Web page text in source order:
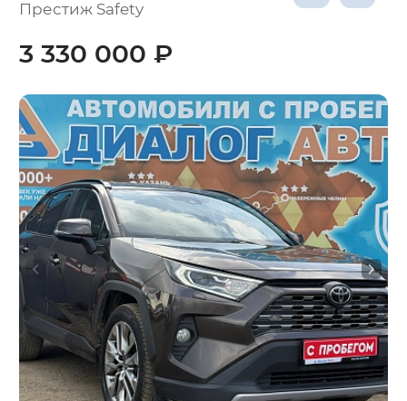
Престиж Safety
3 330 000 ₽